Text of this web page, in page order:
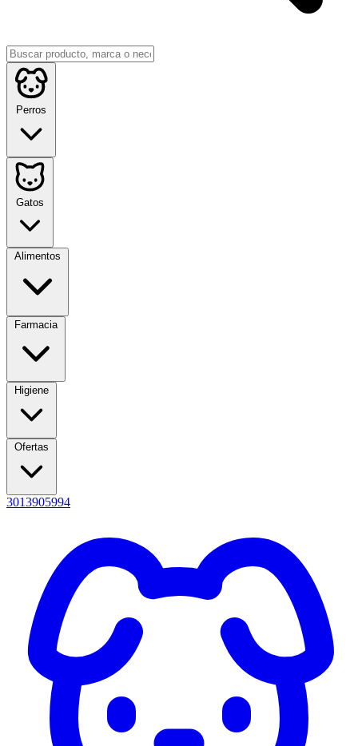
Perros
Gatos
Alimentos
Farmacia
Higiene
Ofertas
3013905994